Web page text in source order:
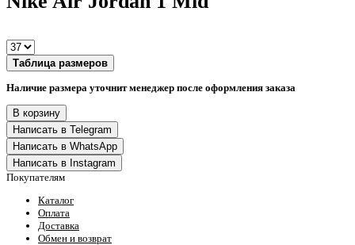
Таблица размеров
Наличие размера уточнит менеджер после оформления заказа
В корзину
Написать в Telegram
Написать в WhatsApp
Написать в Instagram
Покупателям
Каталог
Оплата
Доставка
Обмен и возврат